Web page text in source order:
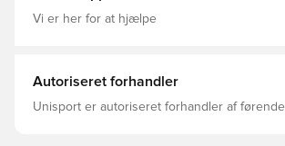
Vi er her for at hjælpe
Autoriseret forhandler
Unisport er autoriseret forhandler af